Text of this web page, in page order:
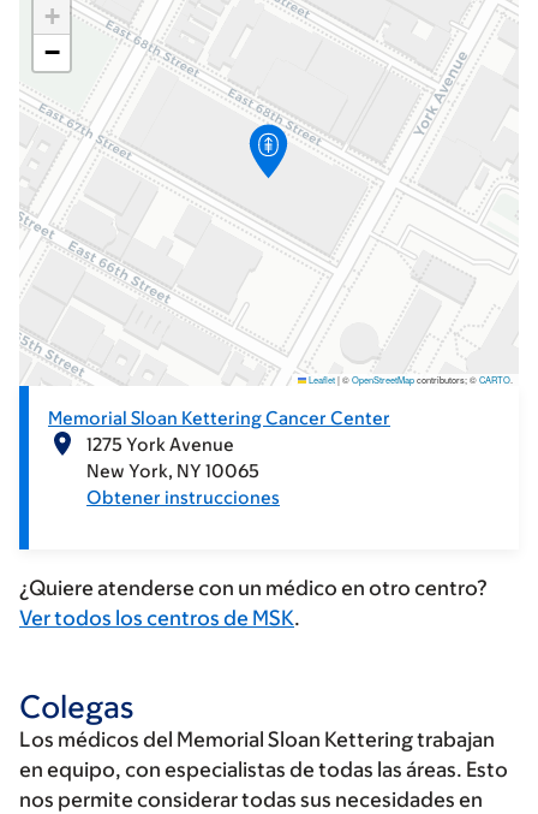
Memorial Sloan Kettering Cancer Center
1275 York Avenue
New York NY 10065
Obtener instrucciones
+
−
Leaflet|©OpenStreetMapcontributors; ©CARTO.
¿Quiere atenderse con un médico en otro centro?
Ver todos los centros de MSK.
Colegas
Los médicos del Memorial Sloan Kettering trabajan
en equipo, con especialistas de todas las áreas. Esto
nos permite considerar todas sus necesidades en